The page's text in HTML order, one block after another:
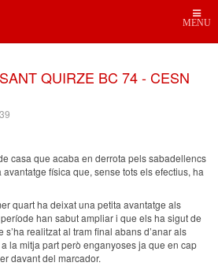
MENU
QUIRZE BC 74 - CESN
casa que acaba en derrota pels sabadellencs
física que, sense tots els efectius, ha
quart ha deixat una petita avantatge als
han sabut ampliar i que els ha sigut de
realitzat al tram final abans d’anar als
la mitja part però enganyoses ja que en cap
davant del marcador.